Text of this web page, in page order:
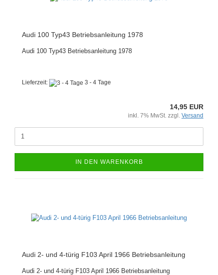
Audi 100 Typ43 Betriebsanleitung 1978
Audi 100 Typ43 Betriebsanleitung 1978
Lieferzeit: 3 - 4 Tage
14,95 EUR
inkl. 7% MwSt. zzgl. Versand
IN DEN WARENKORB
Audi 2- und 4-türig F103 April 1966 Betriebsanleitung
Audi 2- und 4-türig F103 April 1966 Betriebsanleitung